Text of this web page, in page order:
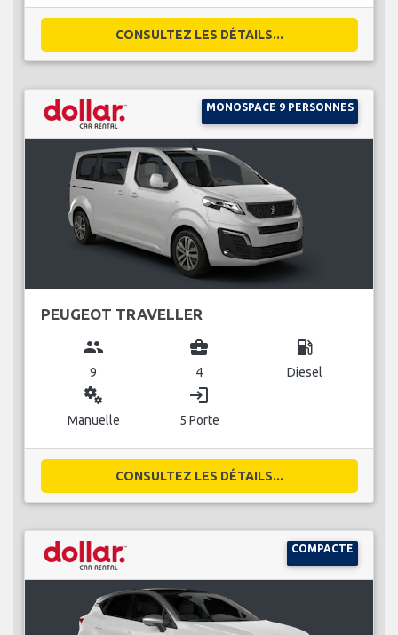
CONSULTEZ LES DÉTAILS...
MONOSPACE 9 PERSONNES
PEUGEOT TRAVELLER
group
9
business_center
4
local_gas_station
Diesel
miscellaneous_services
Manuelle
login
5 Porte
CONSULTEZ LES DÉTAILS...
COMPACTE